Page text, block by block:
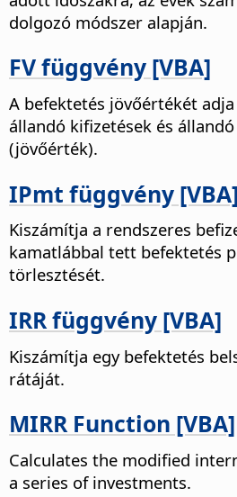
dolgozó módszer alapján.
FV függvény [VBA]
A befektetés jövőértékét
állandó kifizetések és
(jövőérték).
IPmt függvény [VBA]
Kiszámítja a rendszeres
kamatlábbal tett befektetés
törlesztését.
IRR függvény [VBA]
Kiszámítja egy befektetés
rátáját.
MIRR Function [VBA]
Calculates the modified
a series of investments.